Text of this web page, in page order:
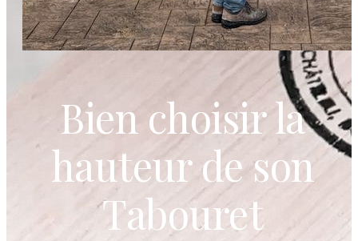
Bien choisir la
hauteur de son
Tabouret